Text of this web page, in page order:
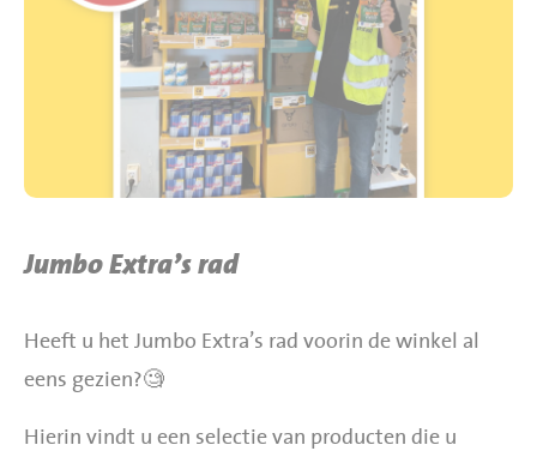
BBQ gigant webshop
Jumbo Huibers Specials
Jumbo Extra’s rad
Heeft u het Jumbo Extra’s rad voorin de winkel al
eens gezien?🧐
Hierin vindt u een selectie van producten die u